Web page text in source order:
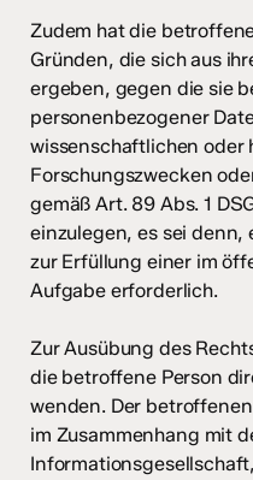
Zudem hat die
Gründen, die sich aus
ergeben, gegen die sie
personenbezogener
wissenschaftlichen oder
Forschungszwecken
gemäß Art. 89 Abs. 1
einzulegen, es sei denn,
zur Erfüllung einer im
Aufgabe erforderlich.
Zur Ausübung des
die betroffene Person
wenden. Der
im Zusammenhang mit